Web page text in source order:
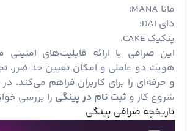
مانا MANA؛
دای DAI؛
پنکیک CAKE.
این صرافی با ارائه قابلیت‌های امنیتی
هویت دو عاملی و امکان تعیین حد ضرر،
و حرفه‌ای را برای کاربران فراهم می‌کند.
شروع کار و ثبت نام در پینگی را بررسی
تاریخچه صرافی پینگی